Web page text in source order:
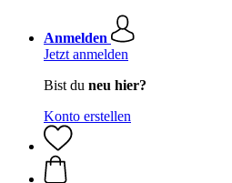
Anmelden
Jetzt anmelden
Bist du neu hier?
Konto erstellen